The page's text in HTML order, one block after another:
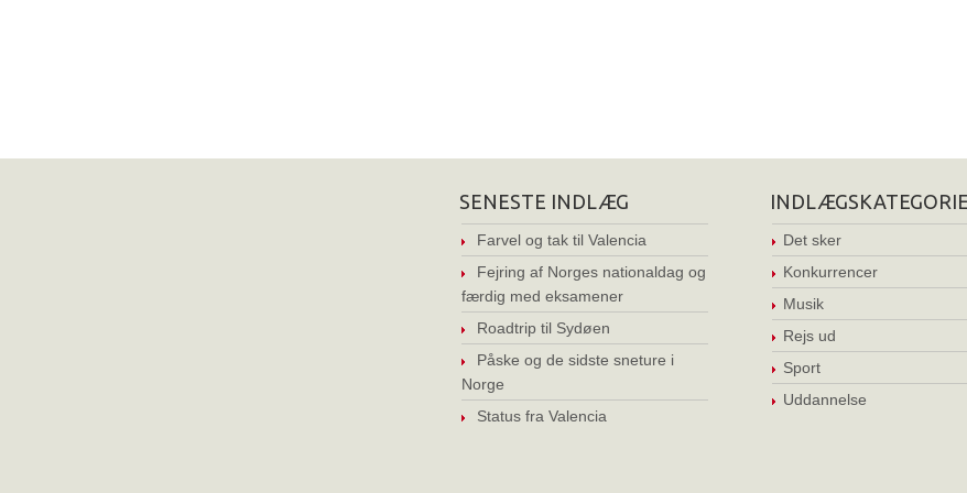
SENESTE INDLÆG
Farvel og tak til Valencia
Fejring af Norges nationaldag og
færdig med eksamener
Roadtrip til Sydøen
Påske og de sidste sneture i
Norge
Status fra Valencia
Det sker
Konkurrencer
Musik
Rejs ud
Sport
Uddannelse